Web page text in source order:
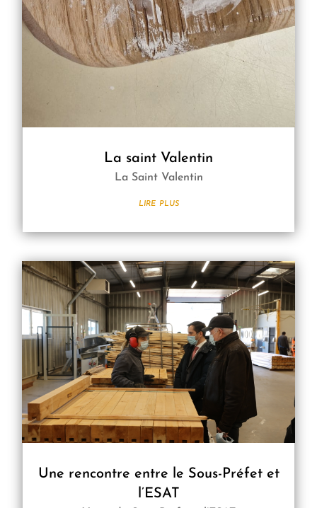
La saint Valentin
La Saint Valentin
lire plus
Une rencontre entre le Sous-Préfet et
l’ESAT